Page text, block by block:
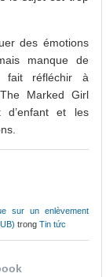
des émotions
manque de
fait réfléchir à
Marked Girl
d’enfant et les
sur un enlèvement
trong Tin tức